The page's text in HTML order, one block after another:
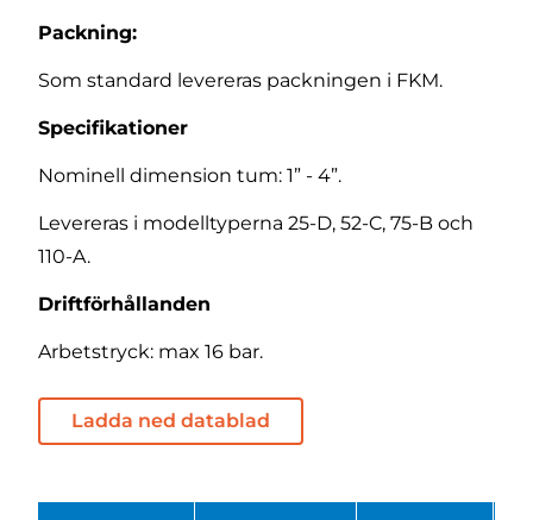
Packning:
Som standard levereras packningen i FKM.
Specifikationer
Nominell dimension tum: 1” - 4”.
Levereras i modelltyperna 25-D, 52-C, 75-B och
110-A.
Driftförhållanden
Arbetstryck: max 16 bar.
Ladda ned datablad